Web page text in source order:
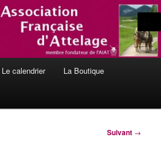
de l'Association
et en Europe
Le calendrier La Boutique
Suivant →